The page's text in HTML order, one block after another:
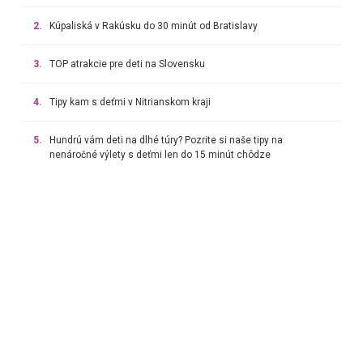
2. Kúpaliská v Rakúsku do 30 minút od Bratislavy
3. TOP atrakcie pre deti na Slovensku
4. Tipy kam s deťmi v Nitrianskom kraji
5.
Hundrú vám deti na dlhé túry? Pozrite si naše tipy na
nenáročné výlety s deťmi len do 15 minút chôdze